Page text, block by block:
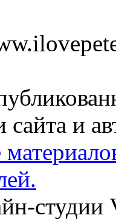
и
студии